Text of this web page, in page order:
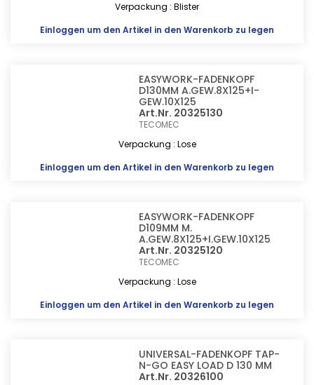
Verpackung : Blister
Einloggen um den Artikel in den Warenkorb zu legen
EASYWORK-FADENKOPF
D130MM A.GEW.8X125+I-
GEW.10X125
Art.Nr. 20325130
TECOMEC
Verpackung : Lose
Einloggen um den Artikel in den Warenkorb zu legen
EASYWORK-FADENKOPF
D109MM M.
A.GEW.8X125+I.GEW.10X125
Art.Nr. 20325120
TECOMEC
Verpackung : Lose
Einloggen um den Artikel in den Warenkorb zu legen
UNIVERSAL-FADENKOPF TAP-
N-GO EASY LOAD D 130 MM
Art.Nr. 20326100